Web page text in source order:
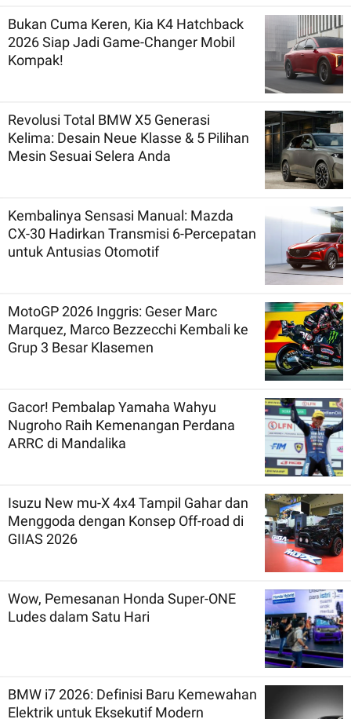
Bukan Cuma Keren, Kia K4 Hatchback
2026 Siap Jadi Game-Changer Mobil
Kompak!
Revolusi Total BMW X5 Generasi
Kelima: Desain Neue Klasse & 5 Pilihan
Mesin Sesuai Selera Anda
Kembalinya Sensasi Manual: Mazda
CX-30 Hadirkan Transmisi 6-Percepatan
untuk Antusias Otomotif
MotoGP 2026 Inggris: Geser Marc
Marquez, Marco Bezzecchi Kembali ke
Grup 3 Besar Klasemen
Gacor! Pembalap Yamaha Wahyu
Nugroho Raih Kemenangan Perdana
ARRC di Mandalika
Isuzu New mu-X 4x4 Tampil Gahar dan
Menggoda dengan Konsep Off-road di
GIIAS 2026
Wow, Pemesanan Honda Super-ONE
Ludes dalam Satu Hari
BMW i7 2026: Definisi Baru Kemewahan
Elektrik untuk Eksekutif Modern